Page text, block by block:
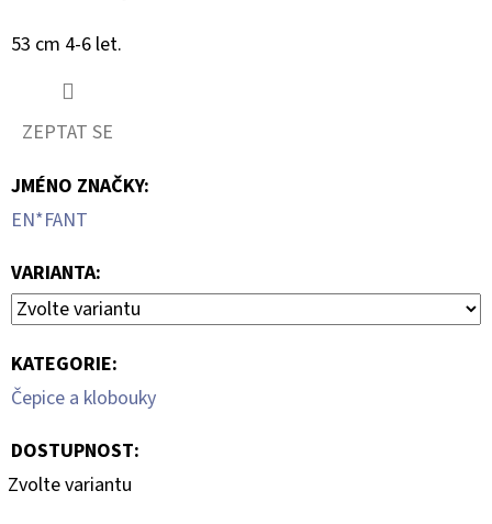
53 cm 4-6 let.
ZEPTAT SE
JMÉNO ZNAČKY:
EN*FANT
VARIANTA:
KATEGORIE:
Čepice a klobouky
DOSTUPNOST:
Zvolte variantu